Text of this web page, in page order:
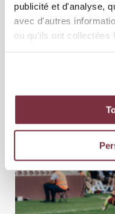
publicité et d'analyse,
avec d'autres
ou qu'ils ont collectées
GRASSHOPPER